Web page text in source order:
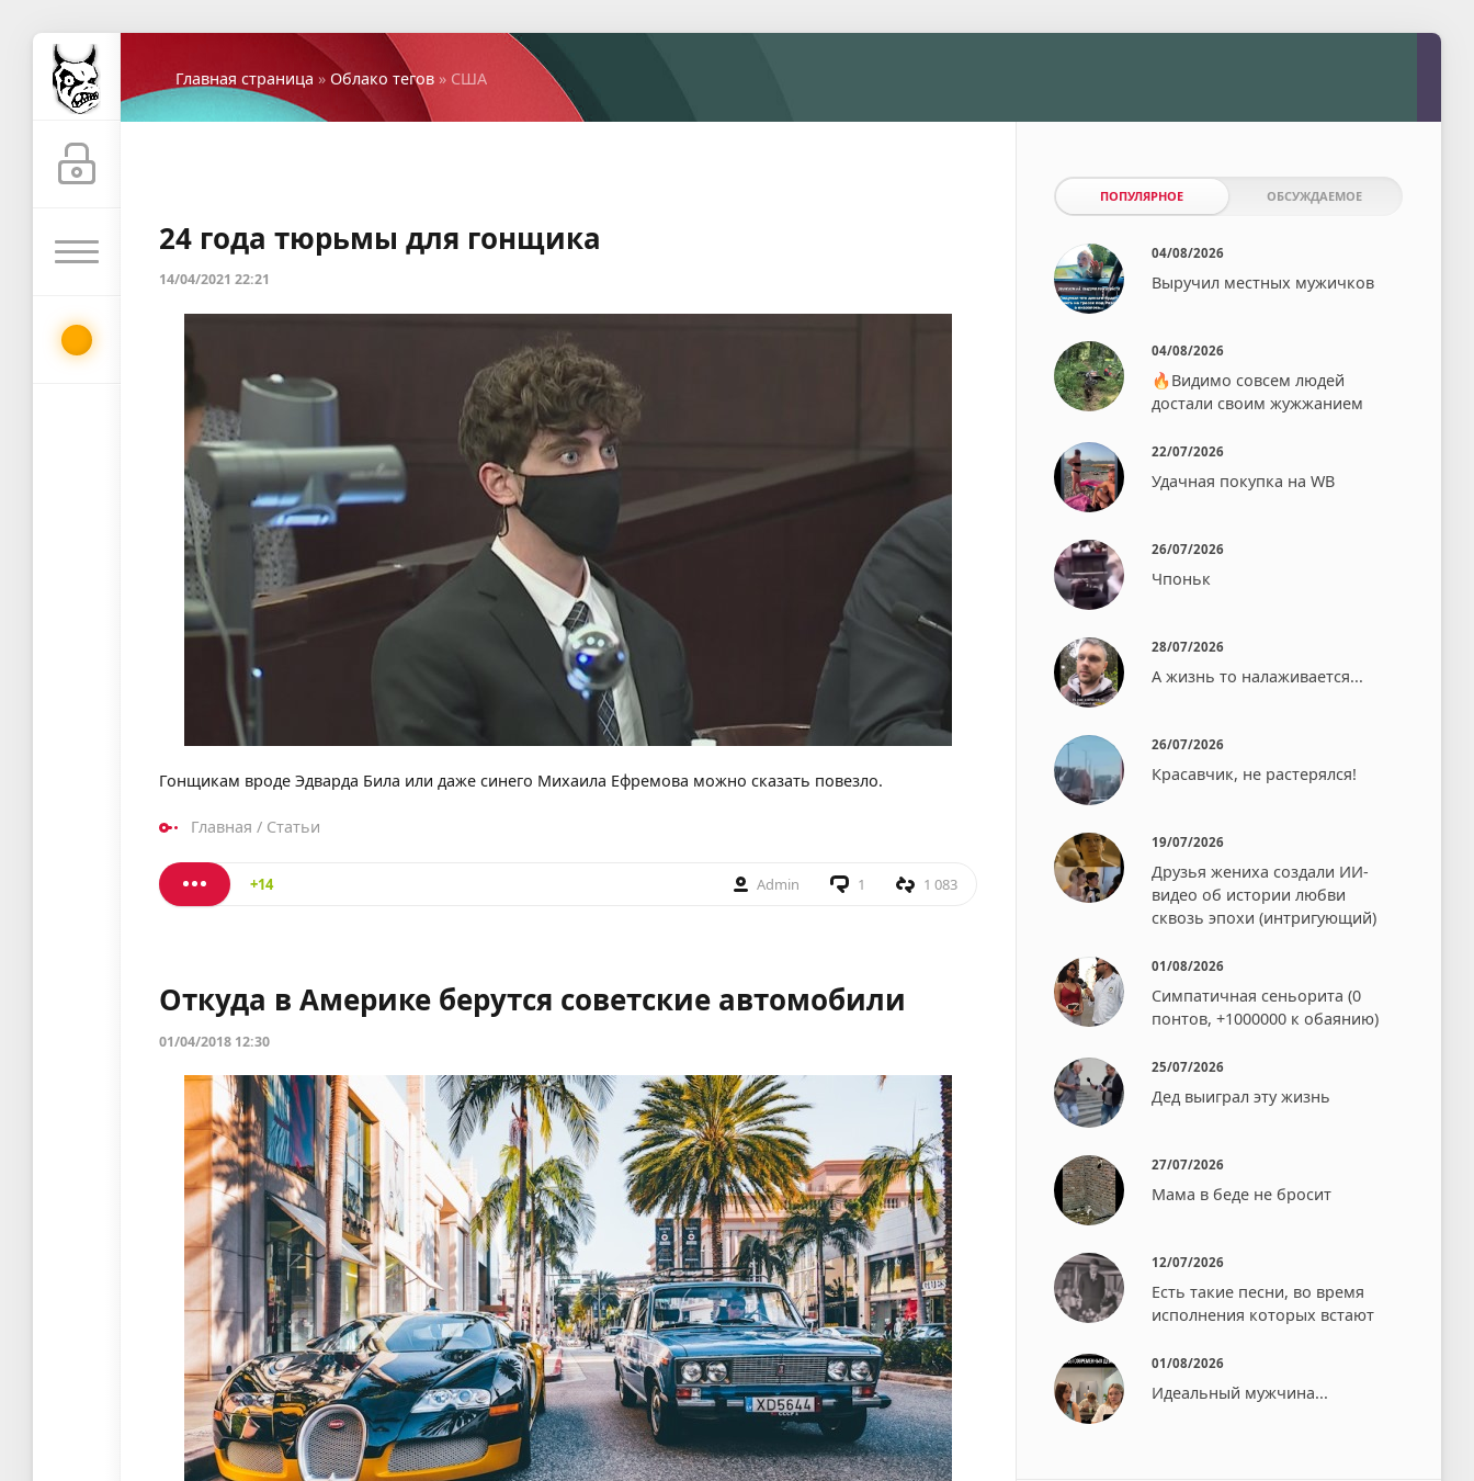
Главная страница » Облако тегов » США
24 года тюрьмы для гонщика
14/04/2021 22:21
Гонщикам вроде Эдварда Била или даже синего Михаила Ефремова можно сказать повезло.
Главная / Статьи
+14 Admin 1 1 083
Откуда в Америке берутся советские автомобили
01/04/2018 12:30
ПОПУЛЯРНОЕ ОБСУЖДАЕМОЕ
04/08/2026
Выручил местных мужичков
04/08/2026
🔥Видимо совсем людей
достали своим жужжанием⁠⁠
22/07/2026
Удачная покупка на WB
26/07/2026
Чпоньк⁠⁠
28/07/2026
А жизнь то налаживается...
26/07/2026
Красавчик, не растерялся!
19/07/2026
Друзья жениха создали ИИ-
видео об истории любви
сквозь эпохи (интригующий)
01/08/2026
Симпатичная сеньорита (0
понтов, +1000000 к обаянию)
25/07/2026
Дед выиграл эту жизнь
27/07/2026
Мама в беде не бросит⁠⁠
12/07/2026
Есть такие песни, во время
исполнения которых встают⁠⁠
01/08/2026
Идеальный мужчина...⁠⁠